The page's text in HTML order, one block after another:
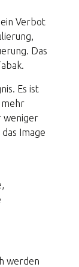
Verbot
Das
Es ist
mehr
weniger
Image
werden